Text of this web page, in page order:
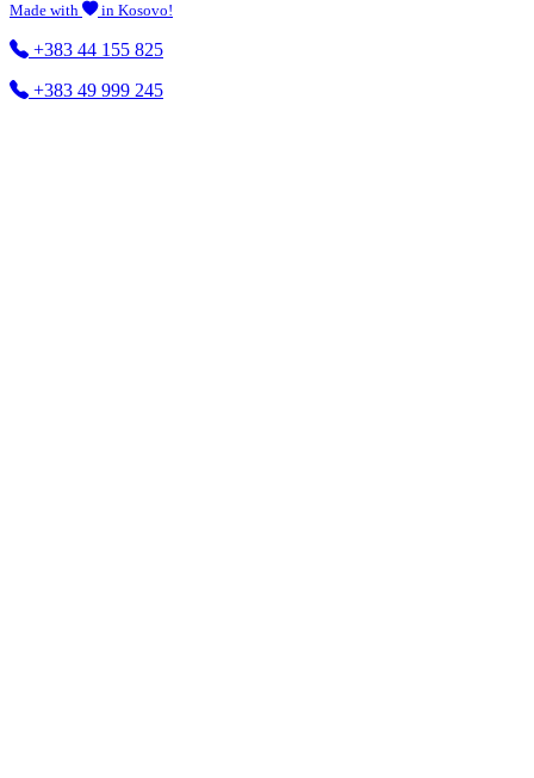
Made with in Kosovo!
+383 44 155 825
+383 49 999 245